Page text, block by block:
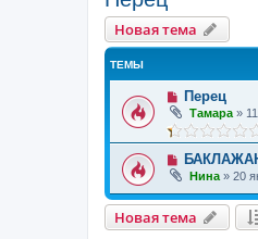
Новая тема
ТЕМЫ
Перец
Тамара »
Нина » 20
Новая тема